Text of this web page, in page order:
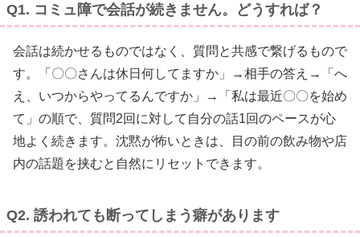
Q1. コミュ障で会話が続きません。どうすれば？
会話は続かせるものではなく、質問と共感で繋げるもので
す。「〇〇さんは休日何してますか」→相手の答え→「へ
え、いつからやってるんですか」→「私は最近〇〇を始め
て」の順で、質問2回に対して自分の話1回のペースが心
地よく続きます。沈黙が怖いときは、目の前の飲み物や店
内の話題を挟むと自然にリセットできます。
Q2. 誘われても断ってしまう癖があります